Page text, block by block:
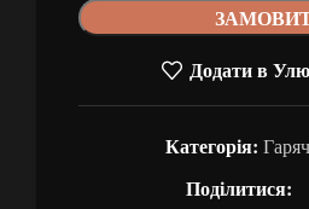
Додати в
Категорія:
Поділитися: